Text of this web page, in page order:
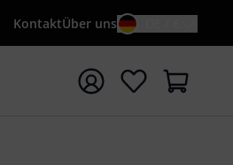
KontaktÜber uns
starten